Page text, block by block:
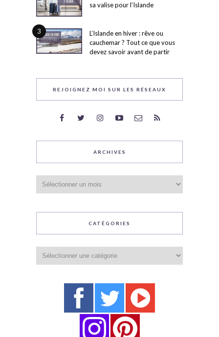
sa valise pour l’Islande
3
L’Islande en hiver : rêve ou
cauchemar ? Tout ce que vous
devez savoir avant de partir
REJOIGNEZ MOI SUR LES RÉSEAUX
ARCHIVES
CATÉGORIES